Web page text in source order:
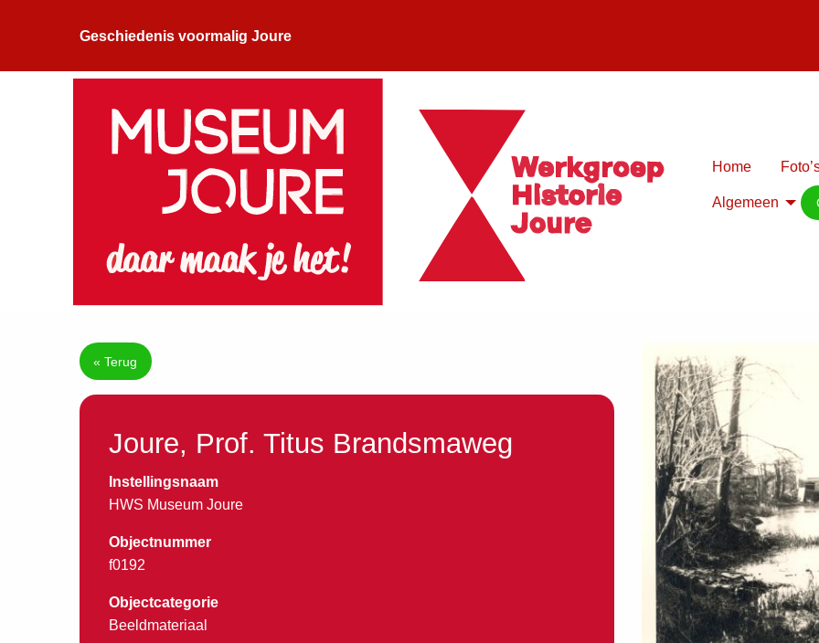
Geschiedenis voormalig Joure
Home
Algemeen
« Terug
Joure, Prof. Titus Brandsmaweg
Instellingsnaam
HWS Museum Joure
Objectnummer
f0192
Objectcategorie
Beeldmateriaal